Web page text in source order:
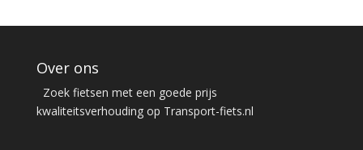
Over ons
Zoek fietsen met een goede prijs
kwaliteitsverhouding op Transport-fiets.nl